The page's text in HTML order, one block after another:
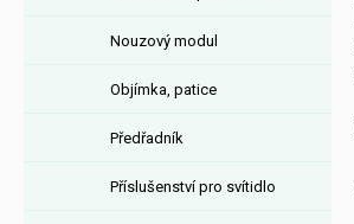
Nouzový modul
Objímka, patice
Předřadník
Příslušenství pro svítidlo